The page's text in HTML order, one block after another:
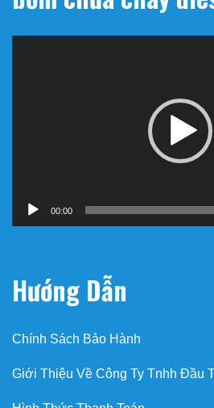
00:00
Hướng Dẫn
Chính Sách Bảo Hành
Giới Thiệu Về Công Ty Tnhh Đầu